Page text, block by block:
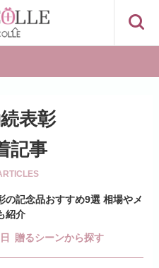
表彰
記事
の記念品おすすめ9選 相場やメ
紹介
贈るシーンから探す